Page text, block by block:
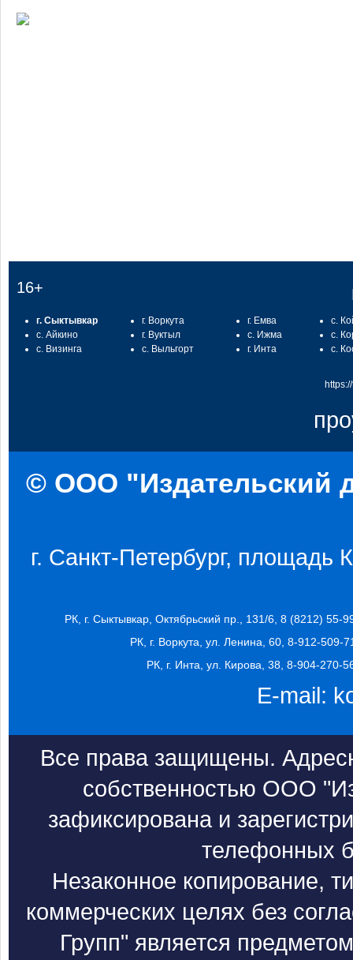
16+
г. Сыктывкар
с. Айкино
с. Визинга
г. Воркута
г. Вуктыл
с. Выльгорт
г. Емва
с. Ижма
г. Инта
с.
с.
с.
© ООО "Издательский
г. Санкт-Петербург, площадь
РК, г. Сыктывкар, Октябрьский пр., 131/6, 8 (8212) 55-
РК, г. Воркута, ул. Ленина, 60, 8-912-509-
РК, г. Инта, ул. Кирова, 38, 8-904-270-
E-mail:
Все права защищены.
собственностью ООО
зафиксирована и
телефонных
Незаконное копирование,
коммерческих целях без
Групп" является